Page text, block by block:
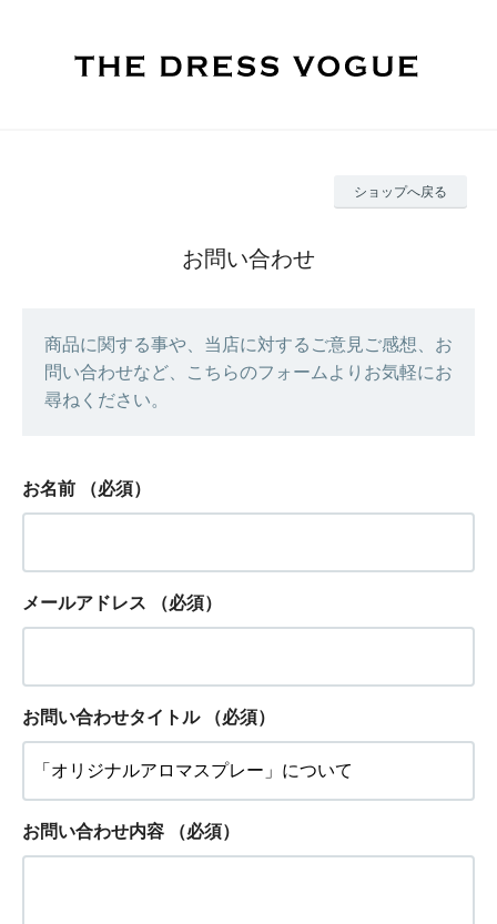
ショップへ戻る
お問い合わせ
商品に関する事や、当店に対するご意見ご感想、お
問い合わせなど、こちらのフォームよりお気軽にお
尋ねください。
お名前 （必須）
メールアドレス （必須）
お問い合わせタイトル （必須）
お問い合わせ内容 （必須）